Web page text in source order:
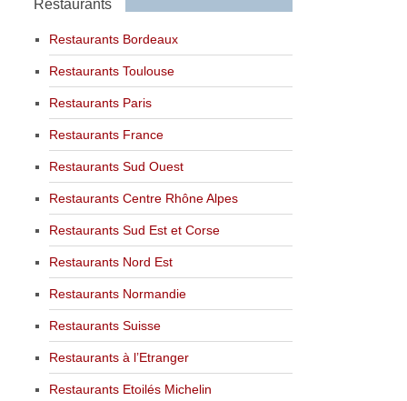
Restaurants
Restaurants Bordeaux
Restaurants Toulouse
Restaurants Paris
Restaurants France
Restaurants Sud Ouest
Restaurants Centre Rhône Alpes
Restaurants Sud Est et Corse
Restaurants Nord Est
Restaurants Normandie
Restaurants Suisse
Restaurants à l’Etranger
Restaurants Etoilés Michelin